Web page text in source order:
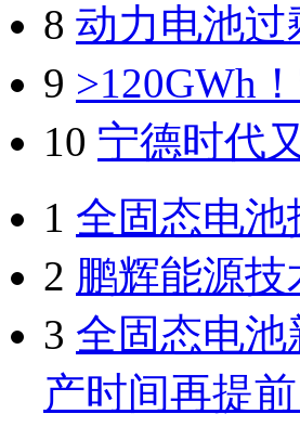
8 动力电池过
9 >120GWh
10 宁德时代
1 全固态电
2 鹏辉能源
3 全固态电池
产时间再提前